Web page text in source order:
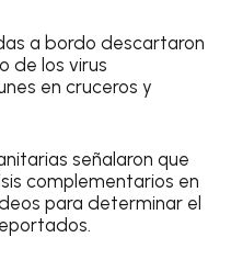
a bordo descartaron
de los virus
en cruceros y
señalaron que
complementarios en
para determinar el